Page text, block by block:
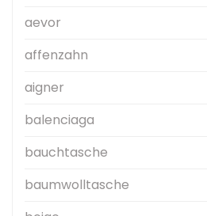
aevor
affenzahn
aigner
balenciaga
bauchtasche
baumwolltasche